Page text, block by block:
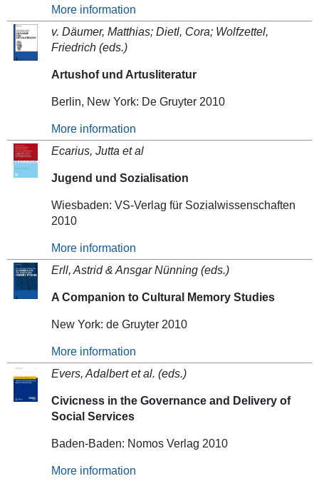
More information
v. Däumer, Matthias; Dietl, Cora; Wolfzettel,
Friedrich (eds.)
Artushof und Artusliteratur
Berlin, New York: De Gruyter 2010
More information
Ecarius, Jutta et al
Jugend und Sozialisation
Wiesbaden: VS-Verlag für Sozialwissenschaften
2010
More information
Erll, Astrid & Ansgar Nünning (eds.)
A Companion to Cultural Memory Studies
New York: de Gruyter 2010
More information
Evers, Adalbert et al. (eds.)
Civicness in the Governance and Delivery of
Social Services
Baden-Baden: Nomos Verlag 2010
More information